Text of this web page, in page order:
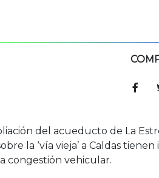
del acueducto de La
la ‘vía vieja’ a Caldas
congestión vehicular.